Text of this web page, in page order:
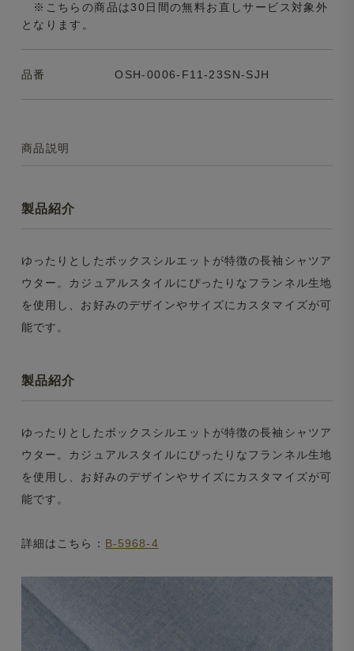
※こちらの商品は30日間の無料お直しサービス対象外
となります。
品番 OSH-0006-F11-23SN-SJH
商品説明
製品紹介
ゆったりとしたボックスシルエットが特徴の長袖シャツア
ウター。カジュアルスタイルにぴったりなフランネル生地
を使用し、お好みのデザインやサイズにカスタマイズが可
能です。
製品紹介
ゆったりとしたボックスシルエットが特徴の長袖シャツア
ウター。カジュアルスタイルにぴったりなフランネル生地
を使用し、お好みのデザインやサイズにカスタマイズが可
能です。
詳細はこちら： B-5968-4